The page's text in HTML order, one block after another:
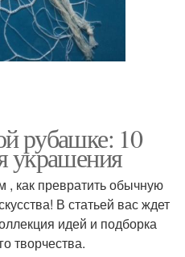
рубашке: 10
украшения
, как превратить обычную
В статьей вас ждет
идей и подборка
творчества.